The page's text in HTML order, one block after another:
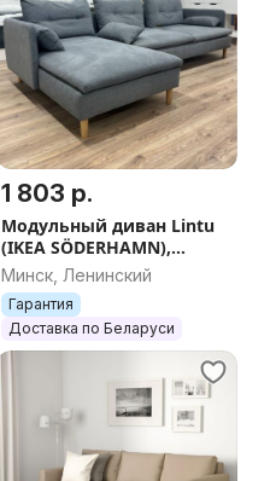
1 803 р.
Модульный диван Lintu
(IKEA SÖDERHAMN),
темно-серый/бежевый
Минск, Ленинский
Гарантия
Доставка по Беларуси